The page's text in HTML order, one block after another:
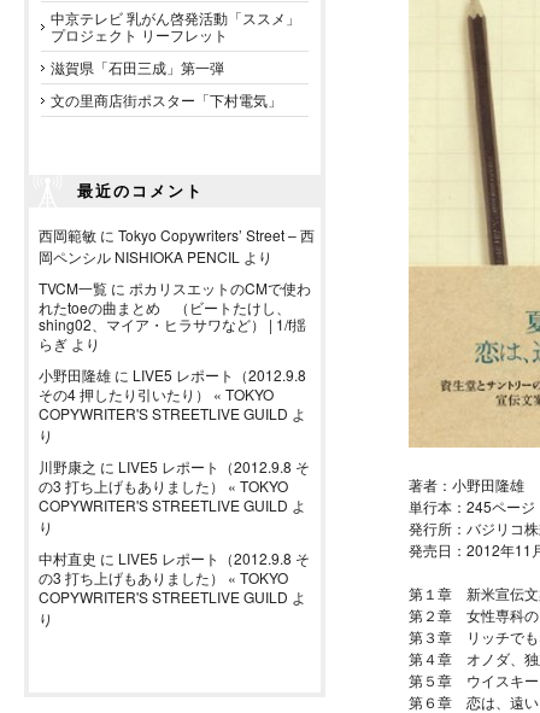
中京テレビ 乳がん啓発活動「ススメ」
プロジェクト リーフレット
滋賀県「石田三成」第一弾
文の里商店街ポスター「下村電気」
最近のコメント
西岡範敏 に Tokyo Copywriters’ Street – 西
岡ペンシル NISHIOKA PENCIL より
TVCM一覧 に ポカリスエットのCMで使わ
れたtoeの曲まとめ （ビートたけし、
shing02、マイア・ヒラサワなど） | 1/f揺
らぎ より
小野田隆雄 に LIVE5 レポート（2012.9.8
その4 押したり引いたり） « TOKYO
COPYWRITER'S STREETLIVE GUILD よ
り
川野康之 に LIVE5 レポート（2012.9.8 そ
の3 打ち上げもありました） « TOKYO
COPYWRITER'S STREETLIVE GUILD よ
り
中村直史 に LIVE5 レポート（2012.9.8 そ
の3 打ち上げもありました） « TOKYO
COPYWRITER'S STREETLIVE GUILD よ
り
著者：小野田隆雄
単行本：245ページ
発行所：バジリコ
発売日：2012年11
第１章 新米宣伝文
第２章 女性専科の
第３章 リッチでも
第４章 オノダ、独
第５章 ウイスキー
第６章 恋は、遠い